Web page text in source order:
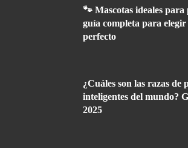
🐾 Mascotas ideales para
guía completa para
perfecto
¿Cuáles son las razas de
inteligentes del mundo?
2025